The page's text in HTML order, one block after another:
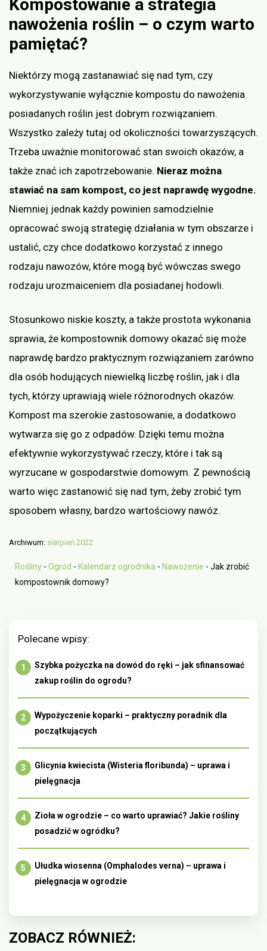
Kompostowanie a strategia
nawożenia roślin – o czym warto
pamiętać?
Niektórzy mogą zastanawiać się nad tym, czy
wykorzystywanie wyłącznie kompostu do nawożenia
posiadanych roślin jest dobrym rozwiązaniem.
Wszystko zależy tutaj od okoliczności towarzyszących.
Trzeba uważnie monitorować stan swoich okazów, a
także znać ich zapotrzebowanie. Nieraz można
stawiać na sam kompost, co jest naprawdę wygodne.
Niemniej jednak każdy powinien samodzielnie
opracować swoją strategię działania w tym obszarze i
ustalić, czy chce dodatkowo korzystać z innego
rodzaju nawozów, które mogą być wówczas swego
rodzaju urozmaiceniem dla posiadanej hodowli.
Stosunkowo niskie koszty, a także prostota wykonania
sprawia, że kompostownik domowy okazać się może
naprawdę bardzo praktycznym rozwiązaniem zarówno
dla osób hodujących niewielką liczbę roślin, jak i dla
tych, którzy uprawiają wiele różnorodnych okazów.
Kompost ma szerokie zastosowanie, a dodatkowo
wytwarza się go z odpadów. Dzięki temu można
efektywnie wykorzystywać rzeczy, które i tak są
wyrzucane w gospodarstwie domowym. Z pewnością
warto więc zastanowić się nad tym, żeby zrobić tym
sposobem własny, bardzo wartościowy nawóz.
Archiwum: sierpień 2022
Rośliny - Ogród - Kalendarz ogrodnika - Nawożenie - Jak zrobić
kompostownik domowy?
Polecane wpisy:
Szybka pożyczka na dowód do ręki – jak sfinansować
zakup roślin do ogrodu?
Wypożyczenie koparki – praktyczny poradnik dla
początkujących
Glicynia kwiecista (Wisteria floribunda) – uprawa i
pielęgnacja
Zioła w ogrodzie – co warto uprawiać? Jakie rośliny
posadzić w ogródku?
Ułudka wiosenna (Omphalodes verna) – uprawa i
pielęgnacja w ogrodzie
ZOBACZ RÓWNIEŻ: